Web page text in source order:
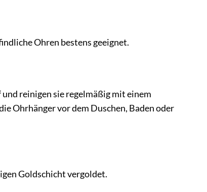
Ohren bestens geeignet.
reinigen sie regelmäßig mit einem
Ohrhänger vor dem Duschen, Baden oder
Goldschicht vergoldet.